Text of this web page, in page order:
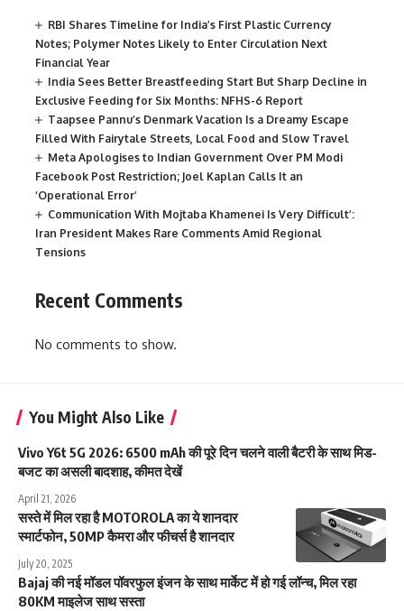
RBI Shares Timeline for India’s First Plastic Currency
Notes; Polymer Notes Likely to Enter Circulation Next
Financial Year
India Sees Better Breastfeeding Start But Sharp Decline in
Exclusive Feeding for Six Months: NFHS-6 Report
Taapsee Pannu’s Denmark Vacation Is a Dreamy Escape
Filled With Fairytale Streets, Local Food and Slow Travel
Meta Apologises to Indian Government Over PM Modi
Facebook Post Restriction; Joel Kaplan Calls It an
‘Operational Error’
Communication With Mojtaba Khamenei Is Very Difficult’:
Iran President Makes Rare Comments Amid Regional
Tensions
Recent Comments
No comments to show.
You Might Also Like
Vivo Y6t 5G 2026: 6500 mAh की पूरे दिन चलने वाली बैटरी के साथ मिड-
बजट का असली बादशाह, कीमत देखें
April 21, 2026
सस्ते में मिल रहा है MOTOROLA का ये शानदार
स्मार्टफोन, 50MP कैमरा और फीचर्स है शानदार
July 20, 2025
Bajaj की नई मॉडल पॉवरफुल इंजन के साथ मार्केट में हो गई लॉन्च, मिल रहा
80KM माइलेज साथ सस्ता